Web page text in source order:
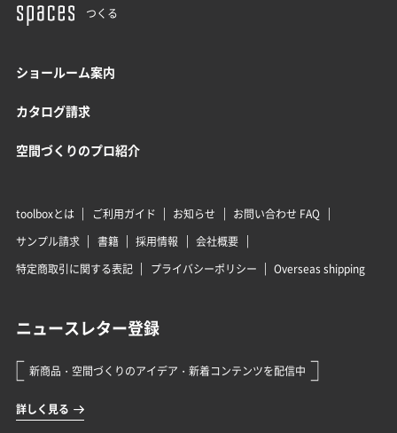
つくる
ショールーム案内
カタログ請求
空間づくりのプロ紹介
toolboxとは ご利用ガイド お知らせ
お問い合わせ FAQ
サンプル請求
書籍 採用情報
会社概要
特定商取引に関する表記
プライバシーポリシー Overseas shipping